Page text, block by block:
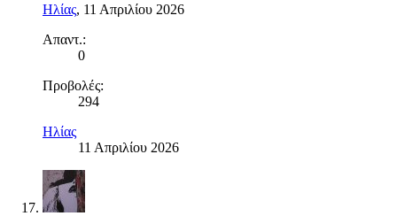
Ηλίας, 11 Απριλίου 2026
Απαντ.:
0
Προβολές:
294
Ηλίας
11 Απριλίου 2026